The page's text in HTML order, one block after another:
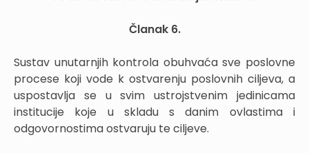
Članak 6.
Sustav unutarnjih kontrola obuhvaća sve poslovne
procese koji vode k ostvarenju poslovnih ciljeva, a
uspostavlja se u svim ustrojstvenim jedinicama
institucije koje u skladu s danim ovlastima i
odgovornostima ostvaruju te ciljeve.